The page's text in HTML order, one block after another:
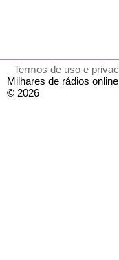
Termos de uso e
Milhares de rádios
© 2026